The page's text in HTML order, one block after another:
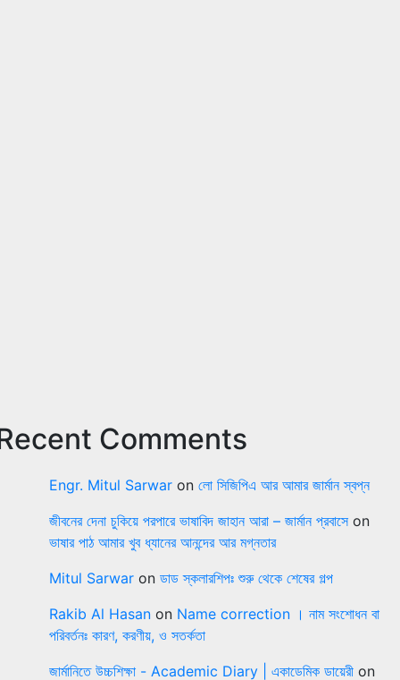
Comments
Engr. Mitul Sarwar on লো সিজিপিএ আর আমার জার্মান স্বপ্ন
জীবনের দেনা চুকিয়ে পরপারে ভাষাবিদ জাহান আরা – জার্মান প্রবাসেon
ভাষার পাঠ আমার খুব ধ্যানের আনন্দের আর মগ্নতার
Mitul Sarwar on ডাড স্কলারশিপঃ শুরু থেকে শেষের গল্প
Rakib Al Hasan on Name correction । নাম সংশোধন বা
পরিবর্তনঃ কারণ, করণীয়, ও সতর্কতা
জার্মানিতে উচ্চশিক্ষা - Academic Diary | একাডেমিক ডায়েরী on